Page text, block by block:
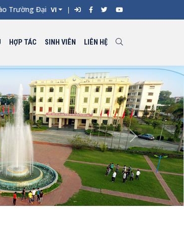
Đại học Kỹ thuật Công nghiệp đợt 1 năm
VI
HỢP TÁC SINH VIÊN LIÊN HỆ
Next